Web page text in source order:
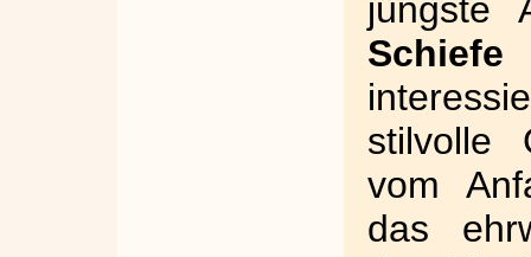
jüngste
Schiefe
stilvolle
vom
das